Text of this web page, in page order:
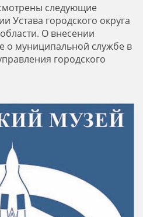
следующие
Устава городского округа
О внесении
о муниципальной службе в
городского